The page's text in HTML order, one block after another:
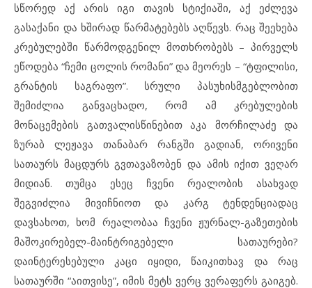
სწორედ აქ არის იგი თავის სტიქიაში, აქ ეძლევა
გასაქანი და ხშირად წარმატებებს აღწევს. რაც შეეხება
კრებულებში წარმოდგენილ მოთხრობებს – პირველს
ეწოდება “ჩემი ცოლის რომანი” და მეორეს – “ტფილისი,
გრანტის საგრაფო”. სრული პასუხისმგებლობით
შემიძლია განვაცხადო, რომ ამ კრებულების
მონაცემების გათვალისწინებით აკა მორჩილაძე და
ზურაბ ლეჟავა თანაბარ რანგში გადიან, ორივენი
სათაურს მაცდურს გვთავაზობენ და ამის იქით ვეღარ
მიდიან. თუმცა ესეც ჩვენი რეალობის ასახვად
შეგვიძლია მივიჩნიოთ და კარგ ტენდენციადაც
დავსახოთ, ხომ რეალობაა ჩვენი ჟურნალ-გაზეთების
მაშოკირებელ-მაინტრიგებელი სათაურები?
დაინტერესებული კაცი იყიდი, წაიკითხავ და რაც
სათაურში “აითვისე”, იმის მეტს ვერც ვერაფერს გაიგებ.